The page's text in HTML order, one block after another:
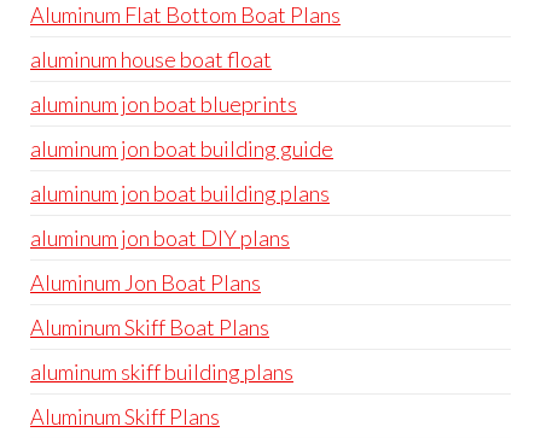
Aluminum Flat Bottom Boat Plans
aluminum house boat float
aluminum jon boat blueprints
aluminum jon boat building guide
aluminum jon boat building plans
aluminum jon boat DIY plans
Aluminum Jon Boat Plans
Aluminum Skiff Boat Plans
aluminum skiff building plans
Aluminum Skiff Plans